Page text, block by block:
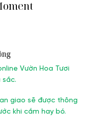
Vườn Hoa Tươi
giao sẽ được thông
khi cắm hay bó.